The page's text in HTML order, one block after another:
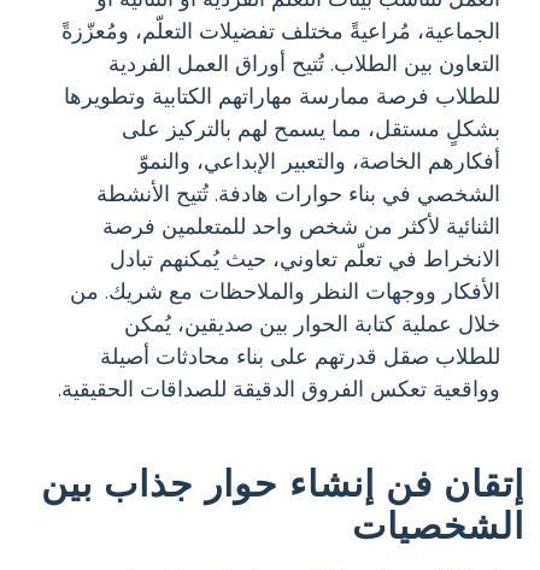
الجماعية، مُراعيةً مختلف تفضيلات التعلّم، ومُعزّزةً
التعاون بين الطلاب. تُتيح أوراق العمل الفردية
للطلاب فرصة ممارسة مهاراتهم الكتابية وتطويرها
بشكلٍ مستقل، مما يسمح لهم بالتركيز على
أفكارهم الخاصة، والتعبير الإبداعي، والنموّ
الشخصي في بناء حوارات هادفة. تُتيح الأنشطة
الثنائية لأكثر من شخص واحد للمتعلمين فرصة
الانخراط في تعلّم تعاوني، حيث يُمكنهم تبادل
الأفكار ووجهات النظر والملاحظات مع شريك. من
خلال عملية كتابة الحوار بين صديقين، يُمكن
للطلاب صقل قدرتهم على بناء محادثات أصيلة
وواقعية تعكس الفروق الدقيقة للصداقات الحقيقية.
إتقان فن إنشاء حوار جذاب بين
الشخصيات